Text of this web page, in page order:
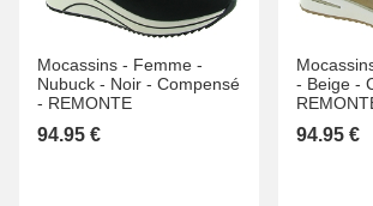
Mocassins - Femme -
Nubuck - Noir - Compensé
- REMONTE
94.95 €
- Beige -
94.95 €